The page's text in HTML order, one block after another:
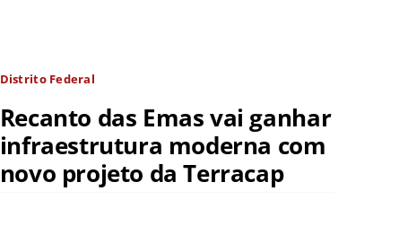
Distrito Federal
Recanto das Emas vai ganhar
infraestrutura moderna com
novo projeto da Terracap